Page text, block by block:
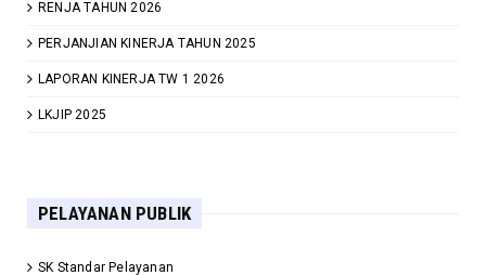
RENJA TAHUN 2026
PERJANJIAN KINERJA TAHUN 2025
LAPORAN KINERJA TW 1 2026
LKJIP 2025
PELAYANAN PUBLIK
SK Standar Pelayanan